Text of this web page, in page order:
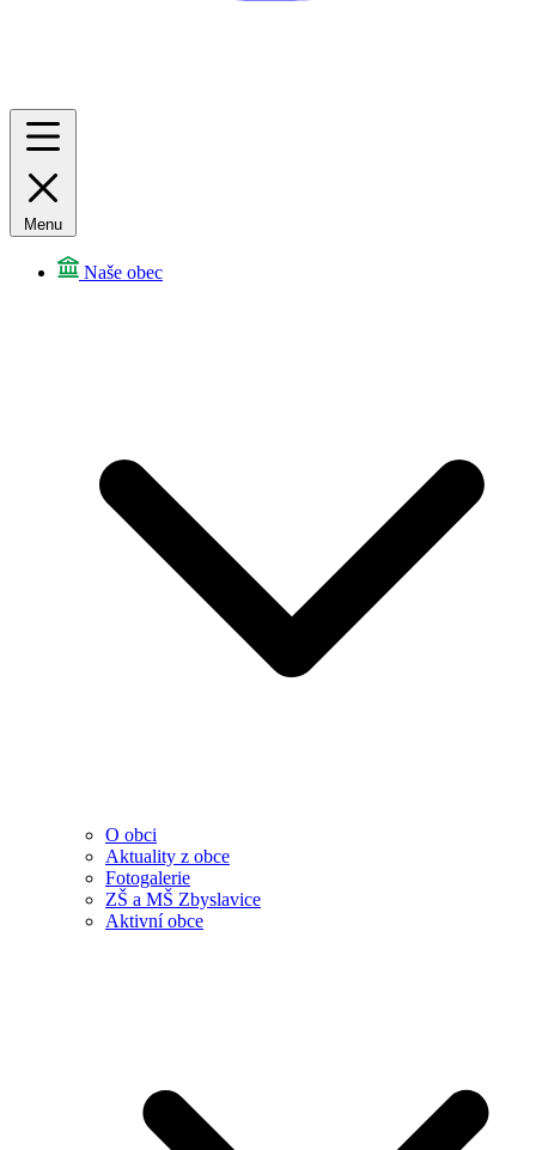
Menu
Naše obec
O obci
Aktuality z obce
Fotogalerie
ZŠ a MŠ Zbyslavice
Aktivní obce